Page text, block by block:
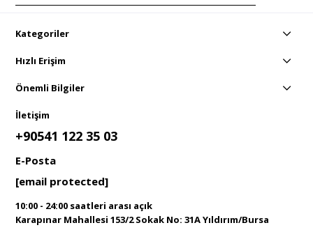
Kategoriler
Hızlı Erişim
Önemli Bilgiler
İletişim
+90541 122 35 03
E-Posta
[email protected]
10:00 - 24:00 saatleri arası açık
Karapınar Mahallesi 153/2 Sokak No: 31A Yıldırım/Bursa